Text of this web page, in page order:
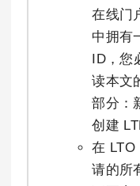
在线门
中拥有
ID，您
读本文
部分：
创建
在 LTO
请的所